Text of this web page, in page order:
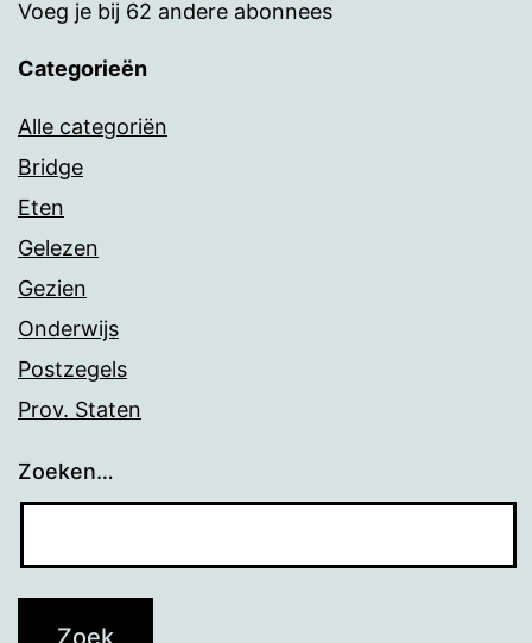
Voeg je bij 62 andere abonnees
Categorieën
Alle categoriën
Bridge
Eten
Gelezen
Gezien
Onderwijs
Postzegels
Prov. Staten
Zoeken…